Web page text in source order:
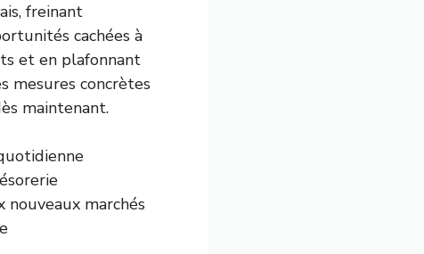
freinant
cachées à
et en plafonnant
mesures concrètes
maintenant.
marchés